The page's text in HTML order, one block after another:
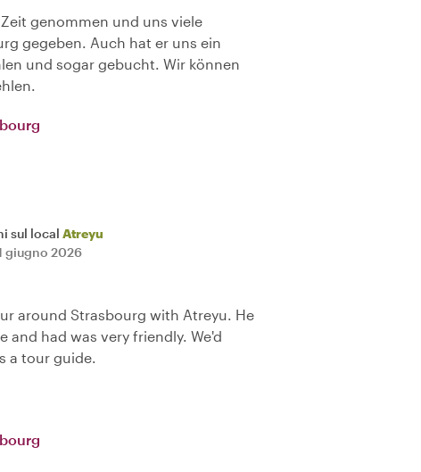
genommen und uns viele
gegeben. Auch hat er uns ein
und sogar gebucht. Wir können
sul local Atreyu
giugno 2026
around Strasbourg with Atreyu. He
and had was very friendly. We'd
a tour guide.